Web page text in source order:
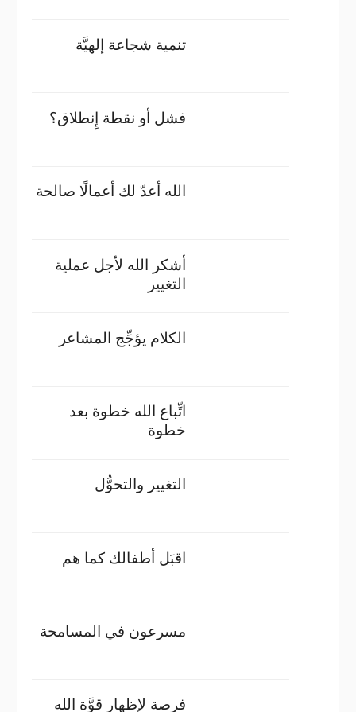
تنمية شجاعة إلهيَّة
فشل أو نقطة إِنطلاق؟
الله أعدّ لك أعمالًا صالحة
أشكر الله لأجل عملية
التغيير
الكلام يؤجِّج المشاعر
اتِّباع الله خطوة بعد
خطوة
التغيير والتحوُّل
اقبَل أطفالك كما هم
مسرعون في المسامحة
فرصة لإظهار قوَّة الله